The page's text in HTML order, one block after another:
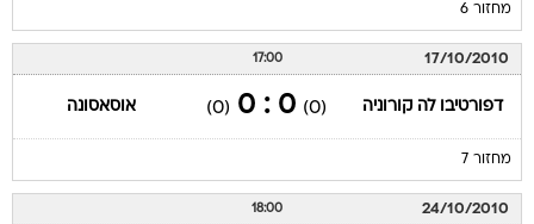
מחזור 6
17/10/2010
17:00
דפורטיבו לה קורוניה (0)
0 : 0
(0) אוסאסונה
מחזור 7
24/10/2010
18:00